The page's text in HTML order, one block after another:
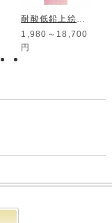
耐酸低鉛上絵具 ローズピンク
1,980～18,700
円